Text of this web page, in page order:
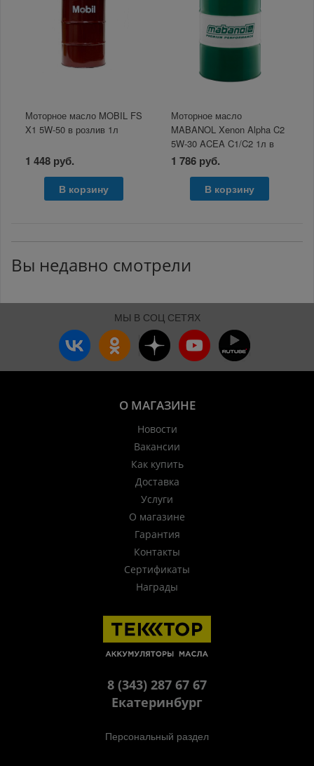
Моторное масло MOBIL FS
X1 5W-50 в розлив 1л
1 448 руб.
В корзину
Моторное масло
MABANOL Xenon Alpha C2
5W-30 ACEA C1/C2 1л в
розлив
1 786 руб.
В корзину
Вы недавно смотрели
МЫ В СОЦ СЕТЯХ
О МАГАЗИНЕ
Новости
Вакансии
Как купить
Доставка
Услуги
О магазине
Гарантия
Контакты
Сертификаты
Награды
8 (343) 287 67 67
Екатеринбург
Персональный раздел